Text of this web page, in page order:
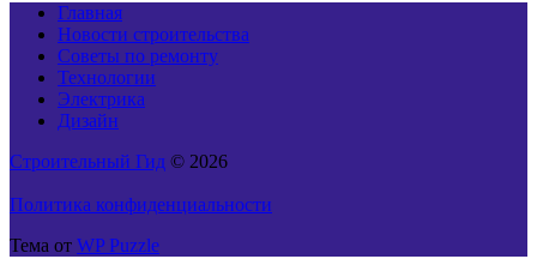
Главная
Новости строительства
Советы по ремонту
Технологии
Электрика
Дизайн
Строительный Гид © 2026
Политика конфиденциальности
Тема от WP Puzzle